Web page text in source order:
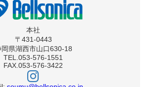
本社
〒431-0443
岡県湖西市山口630-18
TEL.053-576-1551
FAX.053-576-3422
ベ
ル